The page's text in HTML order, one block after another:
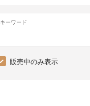
キーワード
販売中のみ表示